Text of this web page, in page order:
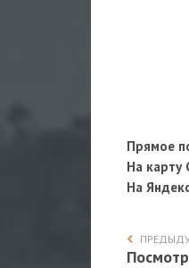
Прямое
На
На